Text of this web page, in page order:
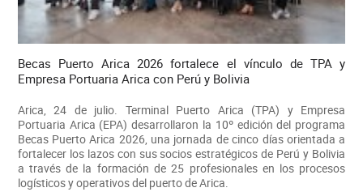
Becas Puerto Arica 2026 fortalece el vínculo de TPA y
Empresa Portuaria Arica con Perú y Bolivia
Arica, 24 de julio. Terminal Puerto Arica (TPA) y Empresa
Portuaria Arica (EPA) desarrollaron la 10º edición del programa
Becas Puerto Arica 2026, una jornada de cinco días orientada a
fortalecer los lazos con sus socios estratégicos de Perú y Bolivia
a través de la formación de 25 profesionales en los procesos
logísticos y operativos del puerto de Arica.